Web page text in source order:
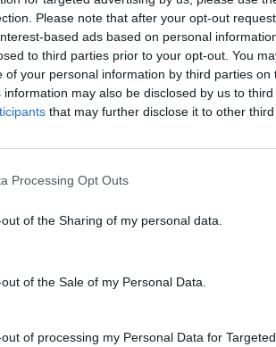
Please note that after your opt-out
based ads based on personal
to third parties prior to your opt-out. You
of your personal information by third parties on
information may also be disclosed by us to
that may further disclose it to other third
Processing Opt Outs
of the Sharing of my personal data.
of the Sale of my Personal Data.
of processing my Personal Data for Targeted
ως εξής: